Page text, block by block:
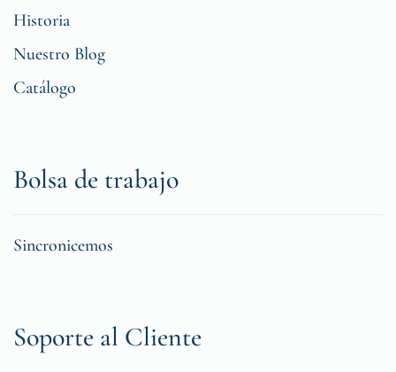
Historia
Nuestro Blog
Catálogo
Bolsa de trabajo
Sincronicemos
Soporte al Cliente